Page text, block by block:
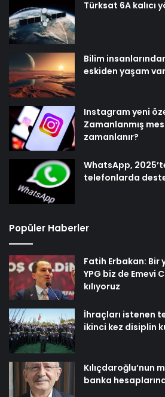
Türksat 6A kalıcı
Bilim
eskiden yaşam var
Instagram yeni
Zamanlanmış
zamanlanır?
WhatsApp,
telefonlarda
Popüler Haberler
Fatih Erbakan: Bir
YPG biz de Emevi
kılıyoruz
İhraçları istenen
ikinci kez disiplin
Kılıçdaroğlu’nun
banka